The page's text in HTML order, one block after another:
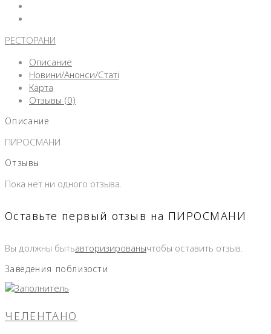
РЕСТОРАНИ
Описание
Новини/Анонси/Статі
Карта
Отзывы (0)
Описание
ПИРОСМАНИ
Отзывы
Пока нет ни одного отзыва.
Оставьте первый отзыв на ПИРОСМАНИ
Вы должны бытьавторизированычтобы оставить отзыв.
Заведения поблизости
ЧЕЛЕНТАНО